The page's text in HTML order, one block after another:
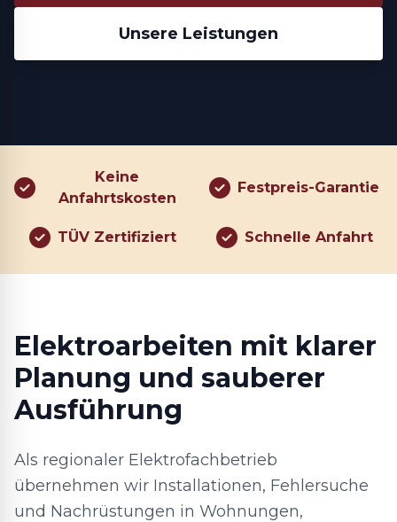
Unsere Leistungen
Keine
Anfahrtskosten
Festpreis-Garantie
TÜV Zertifiziert Schnelle Anfahrt
Elektroarbeiten mit klarer
Planung und sauberer
Ausführung
Als regionaler Elektrofachbetrieb
übernehmen wir Installationen, Fehlersuche
und Nachrüstungen in Wohnungen,